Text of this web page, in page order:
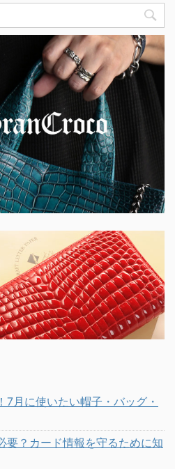
7月に使いたい帽子・バッグ・
要？カード情報を守るために知